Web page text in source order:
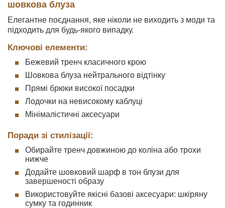
шовкова блуза
Елегантне поєднання, яке ніколи не виходить з моди та
підходить для будь-якого випадку.
Ключові елементи:
Бежевий тренч класичного крою
Шовкова блуза нейтрального відтінку
Прямі брюки високої посадки
Лодочки на невисокому каблуці
Мінімалістичні аксесуари
Поради зі стилізації:
Обирайте тренч довжиною до коліна або трохи
нижче
Додайте шовковий шарф в тон блузи для
завершеності образу
Використовуйте якісні базові аксесуари: шкіряну
сумку та годинник